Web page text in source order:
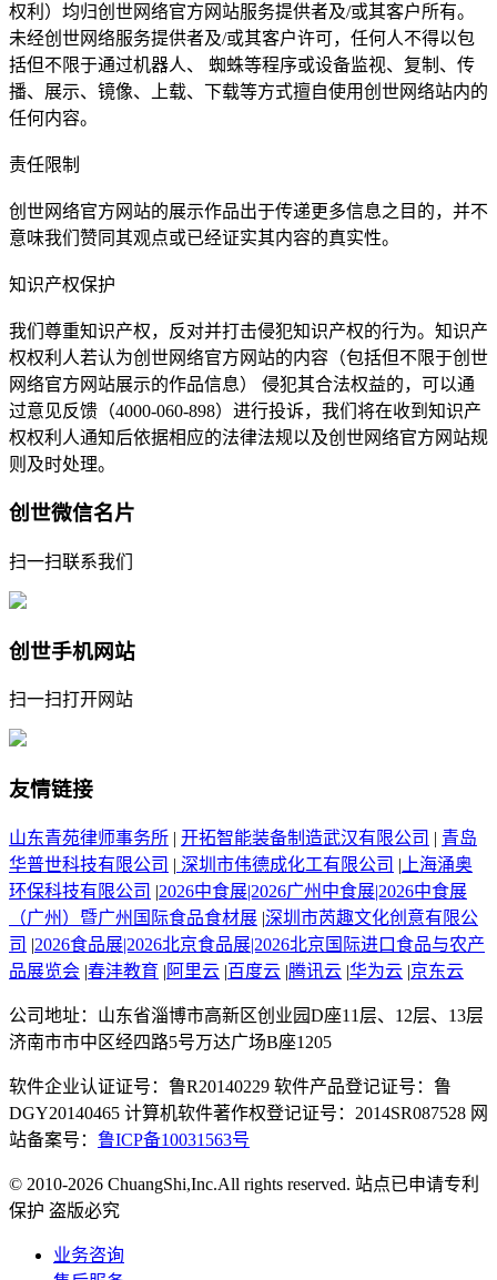
权利）均归创世网络官方网站服务提供者及/或其客户所有。
未经创世网络服务提供者及/或其客户许可，任何人不得以包
括但不限于通过机器人、 蜘蛛等程序或设备监视、复制、传
播、展示、镜像、上载、下载等方式擅自使用创世网络站内的
任何内容。
责任限制
创世网络官方网站的展示作品出于传递更多信息之目的，并不
意味我们赞同其观点或已经证实其内容的真实性。
知识产权保护
我们尊重知识产权，反对并打击侵犯知识产权的行为。知识产
权权利人若认为创世网络官方网站的内容（包括但不限于创世
网络官方网站展示的作品信息） 侵犯其合法权益的，可以通
过意见反馈（4000-060-898）进行投诉，我们将在收到知识产
权权利人通知后依据相应的法律法规以及创世网络官方网站规
则及时处理。
创世微信名片
扫一扫联系我们
创世手机网站
扫一扫打开网站
友情链接
山东青苑律师事务所 | 开拓智能装备制造武汉有限公司 | 青岛
华普世科技有限公司 | 深圳市伟德成化工有限公司 | 上海涌奥
环保科技有限公司 |2026中食展|2026广州中食展|2026中食展
（广州）暨广州国际食品食材展 |深圳市芮趣文化创意有限公
司 |2026食品展|2026北京食品展|2026北京国际进口食品与农产
品展览会 |春沣教育 | 阿里云 |百度云 |腾讯云 |华为云 |京东云
公司地址：山东省淄博市高新区创业园D座11层、12层、13层
济南市市中区经四路5号万达广场B座1205
软件企业认证证号：鲁R20140229 软件产品登记证号：鲁
DGY20140465 计算机软件著作权登记证号：2014SR087528 网
站备案号： 鲁ICP备10031563号
© 2010-2026 ChuangShi,Inc.All rights reserved. 站点已申请专利
保护 盗版必究
业务咨询